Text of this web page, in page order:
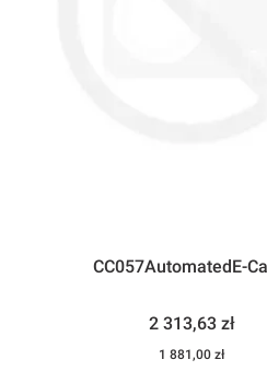
CC057AutomatedE-
Cena
2 313,63 zł
Cena
1 881,00 zł